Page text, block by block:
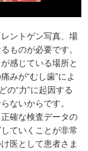
ントゲン写真、場
ものが必要です。
感じている場所と
みが“むし歯”によ
の“力”に起因する
ないからです。
確な検査データの
ていくことが非常
医として患者さま